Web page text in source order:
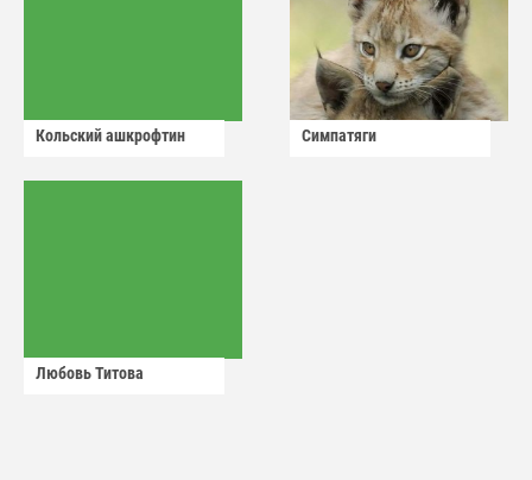
Кольский ашкрофтин Симпатяги
Любовь Титова